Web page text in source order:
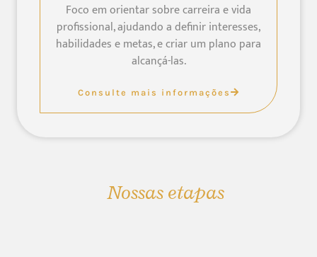
Foco em orientar sobre carreira e vida
profissional, ajudando a definir interesses,
habilidades e metas, e criar um plano para
alcançá-las.
Consulte mais informações
Nossas etapas